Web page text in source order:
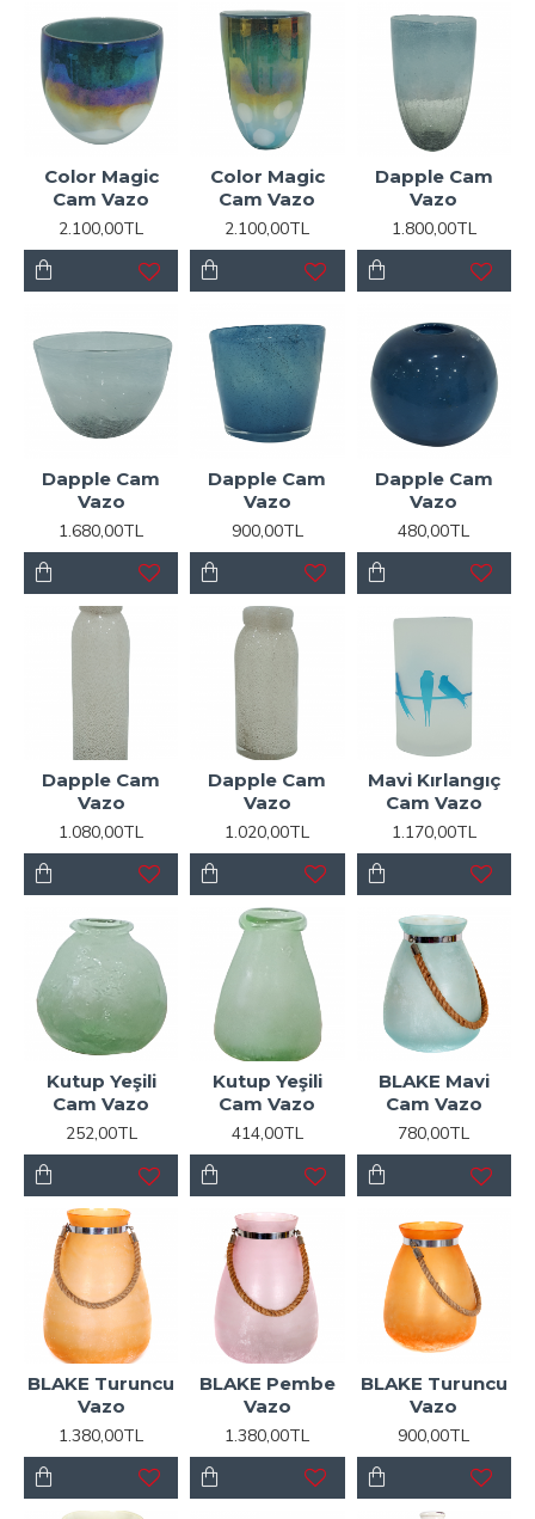
Color Magic
Cam Vazo
2.100,00TL
Color Magic
Cam Vazo
2.100,00TL
Dapple Cam
Vazo
1.800,00TL
Dapple Cam
Vazo
1.680,00TL
Dapple Cam
Vazo
900,00TL
Dapple Cam
Vazo
480,00TL
Dapple Cam
Vazo
1.080,00TL
Dapple Cam
Vazo
1.020,00TL
Mavi Kırlangıç
Cam Vazo
1.170,00TL
Kutup Yeşili
Cam Vazo
252,00TL
Kutup Yeşili
Cam Vazo
414,00TL
BLAKE Mavi
Cam Vazo
780,00TL
BLAKE Turuncu
Vazo
1.380,00TL
BLAKE Pembe
Vazo
1.380,00TL
BLAKE Turuncu
Vazo
900,00TL